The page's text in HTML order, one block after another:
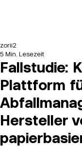
Fallstudie:
Plattform
Hersteller
zorii2
5 Min. Lesezeit